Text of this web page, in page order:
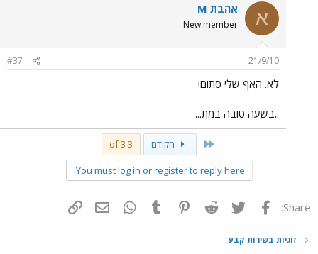
א אהבת M
New member
21/9/10
#37
לא. האף שלי סתום!
..בשעה טובה במת...
First הקודם 3 of 3
You must log in or register to reply here.
Share: פייסבוק Twitter
Reddit
Pinterest
Tumblr
WhatsAppדואר אלקטרוני
זוגיות בשירות קבע